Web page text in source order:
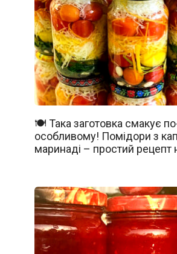
🍽️ Така заготовка смакує
особливому! Помідори з
маринаді – простий рецепт